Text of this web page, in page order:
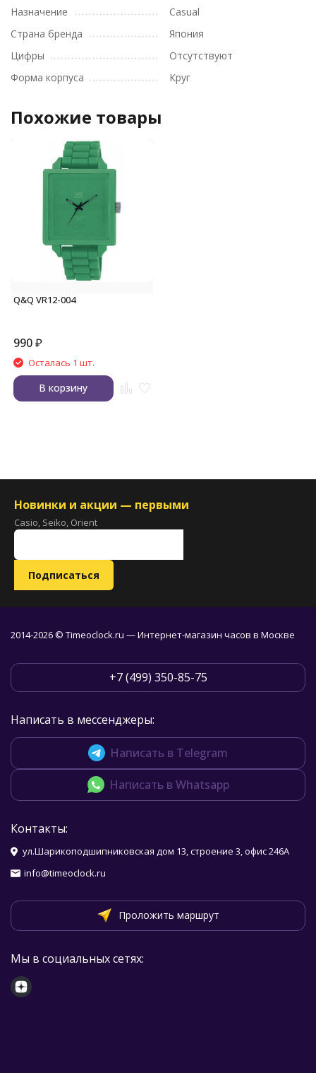
Назначение
Casual
Страна бренда
Япония
Цифры
Отсутствуют
Форма корпуса
Круг
Похожие товары
Q&Q VR12-004
990₽
Осталась 1 шт.
В корзину
Новинки и акции — первыми
Casio, Seiko, Orient
2014-2026 © Timeoclock.ru — Интернет-магазин часов в Москве
+7 (499) 350-85-75
Написать в мессенджеры:
Написать в Telegram
Написать в Whatsapp
Контакты:
ул.Шарикоподшипниковская дом 13, строение 3, офис 246А
info@timeoclock.ru
Проложить маршрут
Мы в социальных сетях: